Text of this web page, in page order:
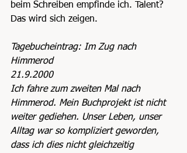
beim Schreiben empfinde ich. Talent?
Das wird sich zeigen.
Tagebucheintrag: Im Zug nach
Himmerod
21.9.2000
Ich fahre zum zweiten Mal nach
Himmerod. Mein Buchprojekt ist nicht
weiter gediehen. Unser Leben, unser
Alltag war so kompliziert geworden,
dass ich dies nicht gleichzeitig